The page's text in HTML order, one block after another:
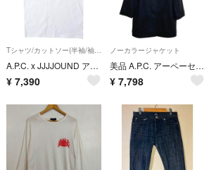
Tシャツ/カットソー(半袖/袖なし)
A.P.C. x JJJJOUND アーペーセー ジョウンド 別注 Rough T-Shirt ラフTシャツ XS WHITE 半袖 グラフィックプリント トップス【中古】【A.P.C. × JJJJOUND】
¥ 7,390
ノーカラージャケット
美品 A.P.C. アーペーセー ウールフランネル ノーカラーコート サイズ40 チャコール レディース 古着 中古 USED
¥ 7,798